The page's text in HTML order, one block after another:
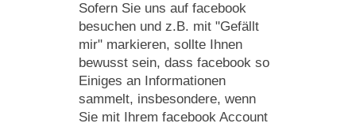
Sofern Sie uns auf facebook
besuchen und z.B. mit "Gefällt
mir" markieren, sollte Ihnen
bewusst sein, dass facebook so
Einiges an Informationen
sammelt, insbesondere, wenn
Sie mit Ihrem facebook Account